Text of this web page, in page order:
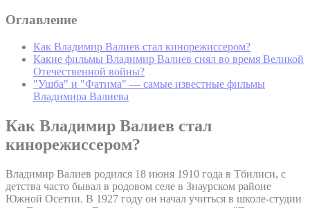
Оглавление
Как Владимир Валиев стал кинорежиссером?
Какие фильмы Владимир Валиев снял во время Великой
Отечественной войны?
"Ушба" и "Фатима" — самые известные фильмы
Владимира Валиева
Как Владимир Валиев стал
кинорежиссером?
Владимир Валиев родился 18 июня 1910 года в Тбилиси, с
детства часто бывал в родовом селе в Знаурском районе
Южной Осетии. В 1927 году он начал учиться в школе-студии